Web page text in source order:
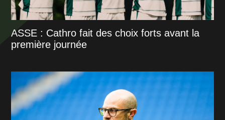
ASSE : Cathro fait des choix forts avant la
première journée